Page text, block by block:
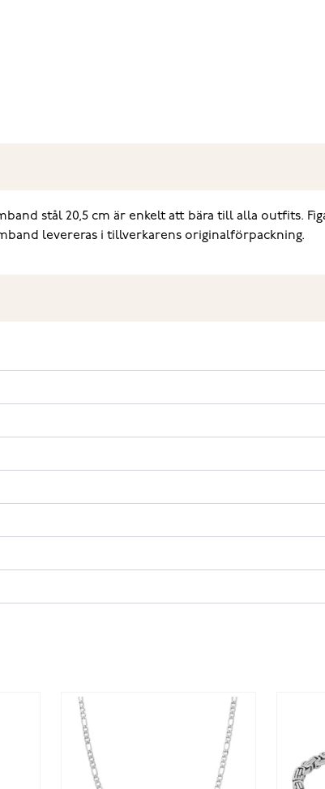
stål 20,5 cm är enkelt att bära till alla outfits.
levereras i tillverkarens originalförpackning.